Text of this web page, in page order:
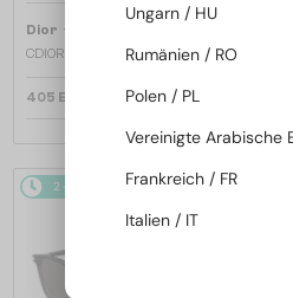
Dior —
CDIOR S1F - 35A0 D - 56
405 EUR
2-4 WERKTAGE
Ungarn / HU
Rumänien / RO
Polen / PL
Vereinigte Arabische
Frankreich / FR
Italien / IT